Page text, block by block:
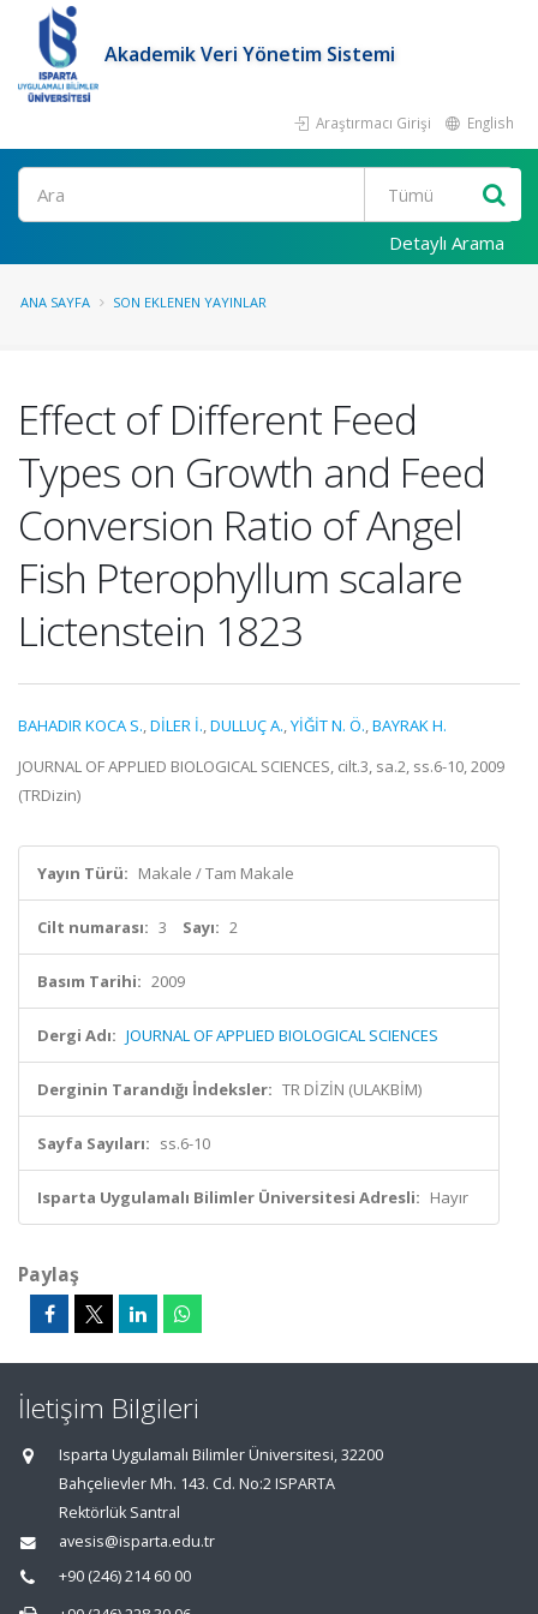
Akademik Veri Yönetim Sistemi
Araştırmacı Girişi English
Ara
Detaylı Arama
ANA SAYFA SON EKLENEN YAYINLAR
Effect of Different Feed
Types on Growth and Feed
Conversion Ratio of Angel
Fish Pterophyllum scalare
Lictenstein 1823
BAHADIR KOCA S.,DİLER İ.,DULLUÇ A.,YİĞİT N. Ö.,BAYRAK H.
JOURNAL OF APPLIED BIOLOGICAL SCIENCES, cilt.3, sa.2, ss.6-10, 2009
(TRDizin)
Yayın Türü: Makale / Tam Makale
Cilt numarası: 3 Sayı: 2
Basım Tarihi: 2009
Dergi Adı: JOURNAL OF APPLIED BIOLOGICAL SCIENCES
Derginin Tarandığı İndeksler: TR DİZİN (ULAKBİM)
Sayfa Sayıları: ss.6-10
Isparta Uygulamalı Bilimler Üniversitesi Adresli: Hayır
Paylaş
İletişim Bilgileri
Isparta Uygulamalı Bilimler Üniversitesi, 32200
Bahçelievler Mh. 143. Cd. No:2 ISPARTA
Rektörlük Santral
avesis@isparta.edu.tr
+90 (246) 214 60 00